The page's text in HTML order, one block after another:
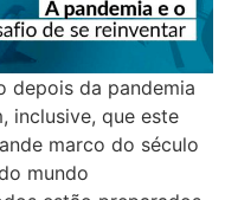
depois da pandemia
inclusive, que este
marco do século
mundo